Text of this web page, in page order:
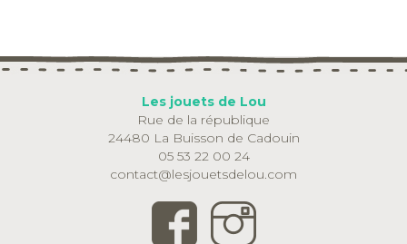
Les jouets de Lou
Rue de la république
24480 La Buisson de Cadouin
05 53 22 00 24
contact@lesjouetsdelou.com